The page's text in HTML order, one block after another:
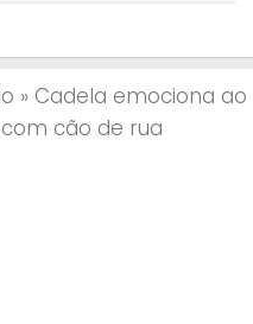
» Cadela emociona ao
cão de rua